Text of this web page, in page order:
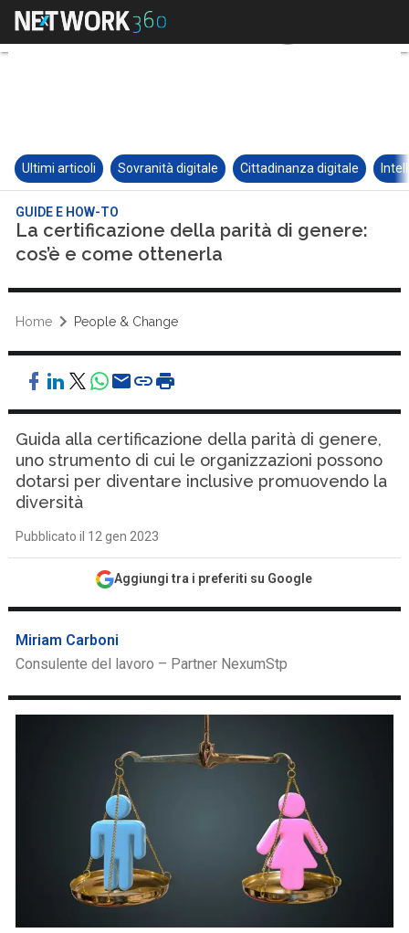
Ultimi articoli Sovranità digitale Cittadinanza digitale
GUIDE E HOW-TO
La certificazione della parità di genere:
cos’è e come ottenerla
Home People & Change
Guida alla certificazione della parità di genere,
uno strumento di cui le organizzazioni possono
dotarsi per diventare inclusive promuovendo la
diversità
Pubblicato il 12 gen 2023
Aggiungi tra i preferiti su Google
Miriam Carboni
Consulente del lavoro – Partner NexumStp